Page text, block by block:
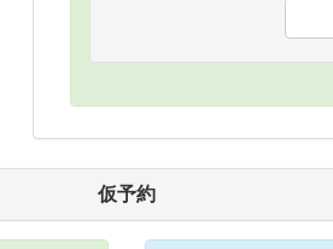
仮予約